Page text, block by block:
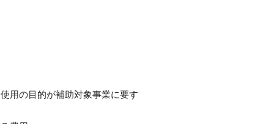
用の目的が補助対象事業に要す